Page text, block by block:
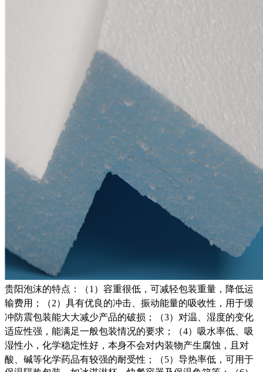
贵阳泡沫的特点：（1）容重很低，可减轻包装重量，降低运
输费用；（2）具有优良的冲击、振动能量的吸收性，用于缓
冲防震包装能大大减少产品的破损；（3）对温、湿度的变化
适应性强，能满足一般包装情况的要求；（4）吸水率低、吸
湿性小，化学稳定性好，本身不会对内装物产生腐蚀，且对
酸、碱等化学药品有较强的耐受性；（5）导热率低，可用于